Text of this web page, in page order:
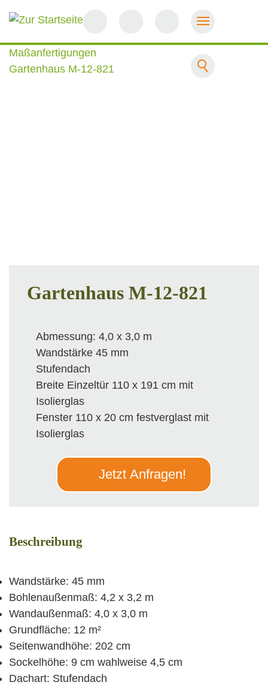
Maßanfertigungen
Gartenhaus M-12-821
Gartenhaus M-12-821
Abmessung: 4,0 x 3,0 m
Wandstärke 45 mm
Stufendach
Breite Einzeltür 110 x 191 cm mit
Isolierglas
Fenster 110 x 20 cm festverglast mit
Isolierglas
Jetzt Anfragen!
Beschreibung
Wandstärke: 45 mm
Bohlenaußenmaß: 4,2 x 3,2 m
Wandaußenmaß: 4,0 x 3,0 m
Grundfläche: 12 m²
Seitenwandhöhe: 202 cm
Sockelhöhe: 9 cm wahlweise 4,5 cm
Dachart: Stufendach